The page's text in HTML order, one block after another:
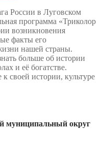
России в Луговском
программа «Триколор
возникновения
факты его
нашей страны.
больше об истории
и её богатстве.
своей истории, культуре
муниципальный округ